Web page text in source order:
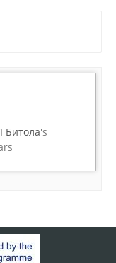
Битола's